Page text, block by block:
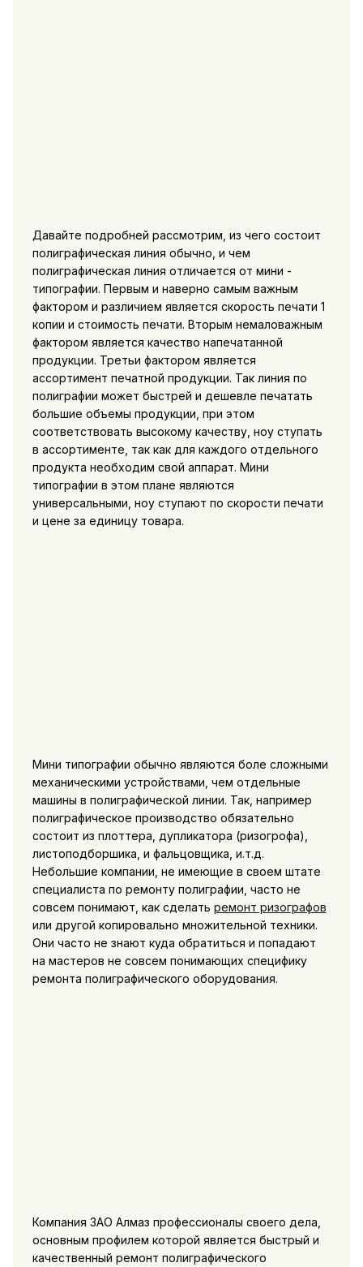
Давайте подробней рассмотрим, из чего состоит
полиграфическая линия обычно, и чем
полиграфическая линия отличается от мини -
типографии. Первым и наверно самым важным
фактором и различием является скорость печати 1
копии и стоимость печати. Вторым немаловажным
фактором является качество напечатанной
продукции. Третьи фактором является
ассортимент печатной продукции. Так линия по
полиграфии может быстрей и дешевле печатать
большие объемы продукции, при этом
соответствовать высокому качеству, ноу ступать
в ассортименте, так как для каждого отдельного
продукта необходим свой аппарат. Мини
типографии в этом плане являются
универсальными, ноу ступают по скорости печати
и цене за единицу товара.
Мини типографии обычно являются боле сложными
механическими устройствами, чем отдельные
машины в полиграфической линии. Так, например
полиграфическое производство обязательно
состоит из плоттера, дупликатора (ризогрофа),
листоподборшика, и фальцовщика, и.т.д.
Небольшие компании, не имеющие в своем штате
специалиста по ремонту полиграфии, часто не
совсем понимают, как сделать ремонт ризографов
или другой копировально множительной техники.
Они часто не знают куда обратиться и попадают
на мастеров не совсем понимающих специфику
ремонта полиграфического оборудования.
Компания ЗАО Алмаз профессионалы своего дела,
основным профилем которой является быстрый и
качественный ремонт полиграфического